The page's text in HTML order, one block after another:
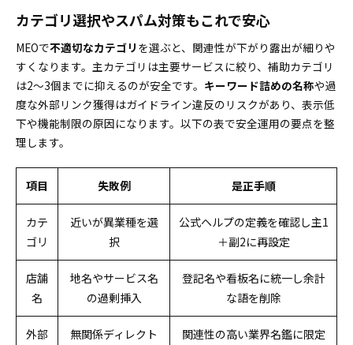
カテゴリ選択やスパム対策もこれで安心
MEOで不適切なカテゴリ を選ぶと、関連性が下がり露出が細りや
すくなります。主カテゴリは主要サービスに絞り、補助カテゴリ
は2〜3個までに抑えるのが安全です。 キーワード詰めの名称や過
度な外部リンク獲得はガイドライン違反のリスクがあり、表示低
下や機能制限の原因になります。以下の表で安全運用の要点を整
理します。
項目 失敗例 是正手順
カテ
ゴリ
近いが異業種を選
択
公式ヘルプの定義を確認し主1
＋副2に再設定
店舗
名
地名やサービス名
の過剰挿入
登記名や看板名に統一し余計
な語を削除
外部
無関係ディレクト
関連性の高い業界名鑑に限定